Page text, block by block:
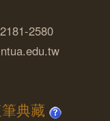
2580
筆典藏